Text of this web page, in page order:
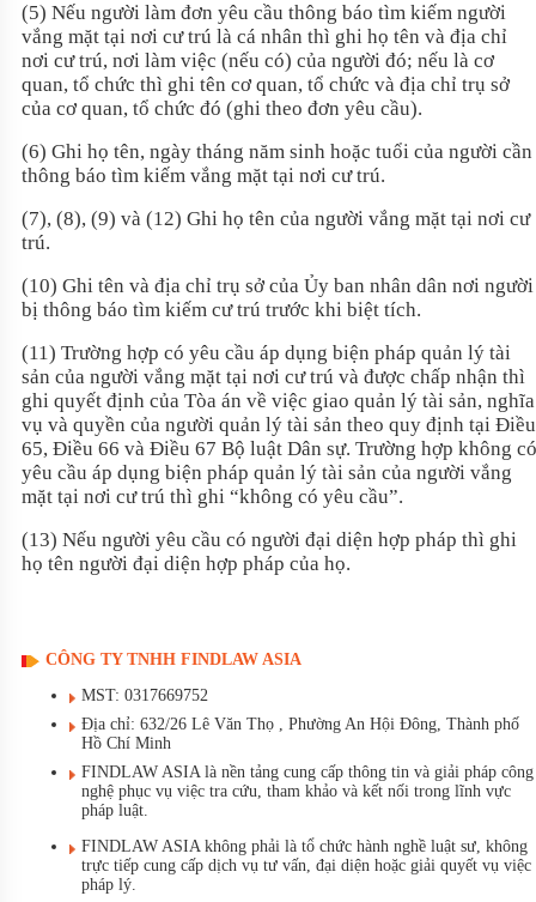
(5) Nếu người làm đơn yêu cầu thông báo tìm kiếm người
vắng mặt tại nơi cư trú là cá nhân thì ghi họ tên và địa chỉ
nơi cư trú, nơi làm việc (nếu có) của người đó; nếu là cơ
quan, tổ chức thì ghi tên cơ quan, tổ chức và địa chỉ trụ sở
của cơ quan, tổ chức đó (ghi theo đơn yêu cầu).
(6) Ghi họ tên, ngày tháng năm sinh hoặc tuổi của người cần
thông báo tìm kiếm vắng mặt tại nơi cư trú.
(7), (8), (9) và (12) Ghi họ tên của người vắng mặt tại nơi cư
trú.
(10) Ghi tên và địa chỉ trụ sở của Ủy ban nhân dân nơi người
bị thông báo tìm kiếm cư trú trước khi biệt tích.
(11) Trường hợp có yêu cầu áp dụng biện pháp quản lý tài
sản của người vắng mặt tại nơi cư trú và được chấp nhận thì
ghi quyết định của Tòa án về việc giao quản lý tài sản, nghĩa
vụ và quyền của người quản lý tài sản theo quy định tại Điều
65, Điều 66 và Điều 67 Bộ luật Dân sự. Trường hợp không có
yêu cầu áp dụng biện pháp quản lý tài sản của người vắng
mặt tại nơi cư trú thì ghi “không có yêu cầu”.
(13) Nếu người yêu cầu có người đại diện hợp pháp thì ghi
họ tên người đại diện hợp pháp của họ.
CÔNG TY TNHH FINDLAW ASIA
MST: 0317669752
Địa chỉ: 632/26 Lê Văn Thọ , Phường An Hội Đông, Thành phố
Hồ Chí Minh
FINDLAW ASIA là nền tảng cung cấp thông tin và giải pháp công
nghệ phục vụ việc tra cứu, tham khảo và kết nối trong lĩnh vực
pháp luật.
FINDLAW ASIA không phải là tổ chức hành nghề luật sư, không
trực tiếp cung cấp dịch vụ tư vấn, đại diện hoặc giải quyết vụ việc
pháp lý.